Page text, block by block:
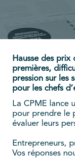
Hausse des prix
premières,
pression sur les
pour les chefs
La CPME lance
pour prendre le
évaluer leurs
Entrepreneurs,
Vos réponses